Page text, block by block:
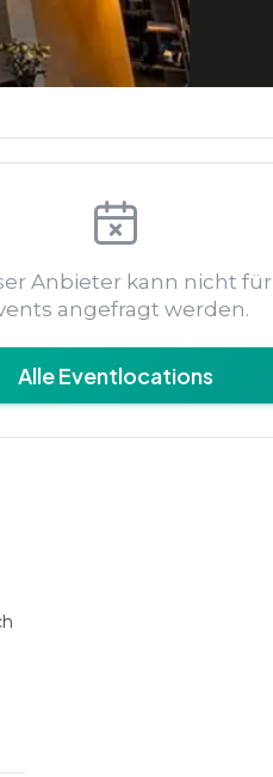
Anbieter kann nicht für
angefragt werden.
Alle Eventlocations